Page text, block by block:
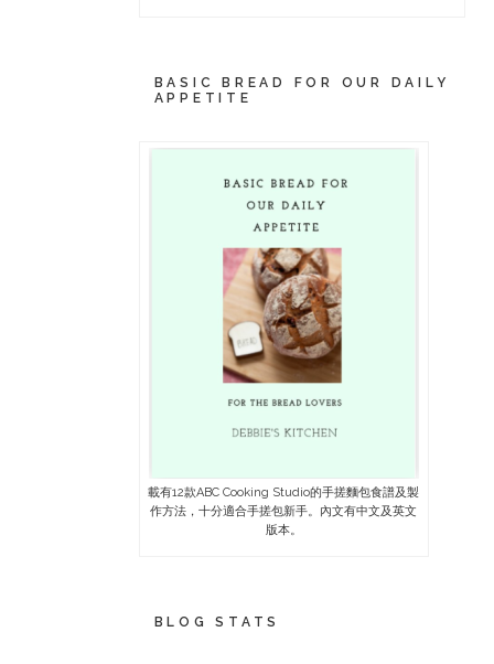
BASIC BREAD FOR OUR DAILY
APPETITE
載有12款ABC Cooking Studio的手搓麵包食譜及製
作方法，十分適合手搓包新手。內文有中文及英文
版本。
BLOG STATS